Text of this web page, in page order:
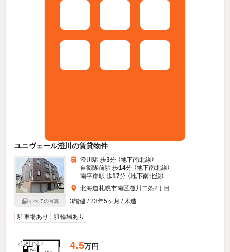
ユニヴェール澄川の賃貸物件
すべての写真
澄川駅 歩3分 （地下南北線）
自衛隊前駅 歩14分 （地下南北線）
南平岸駅 歩17分 （地下南北線）
北海道札幌市南区澄川二条2丁目
3階建 / 23年5ヶ月 / 木造
駐車場あり 駐輪場あり
4.5万円